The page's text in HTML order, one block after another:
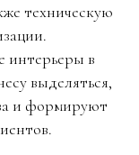
техническую
интерьеры в
выделяться,
и формируют